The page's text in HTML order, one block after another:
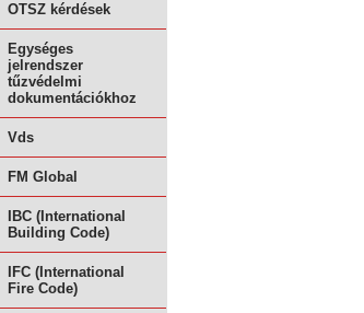
OTSZ kérdések
Egységes
jelrendszer
tűzvédelmi
dokumentációkhoz
Vds
FM Global
IBC (International
Building Code)
IFC (International
Fire Code)